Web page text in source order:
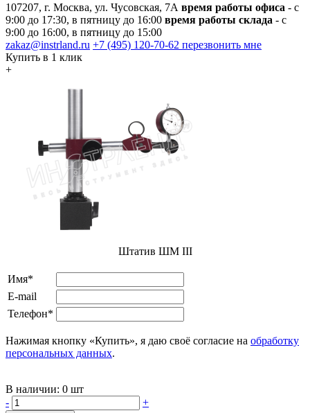
107207, г. Москва, ул. Чусовская, 7А время работы офиса - с
9:00 до 17:30, в пятницу до 16:00 время работы склада - с
9:00 до 16:00, в пятницу до 15:00
zakaz@instrland.ru +7 (495) 120-70-62 перезвонить мне
Купить в 1 клик
+
Штатив ШМ III
Имя*
E-mail
Телефон*
Нажимая кнопку «Купить», я даю своё согласие на обработку
персональных данных.
В наличии: 0 шт
-
+